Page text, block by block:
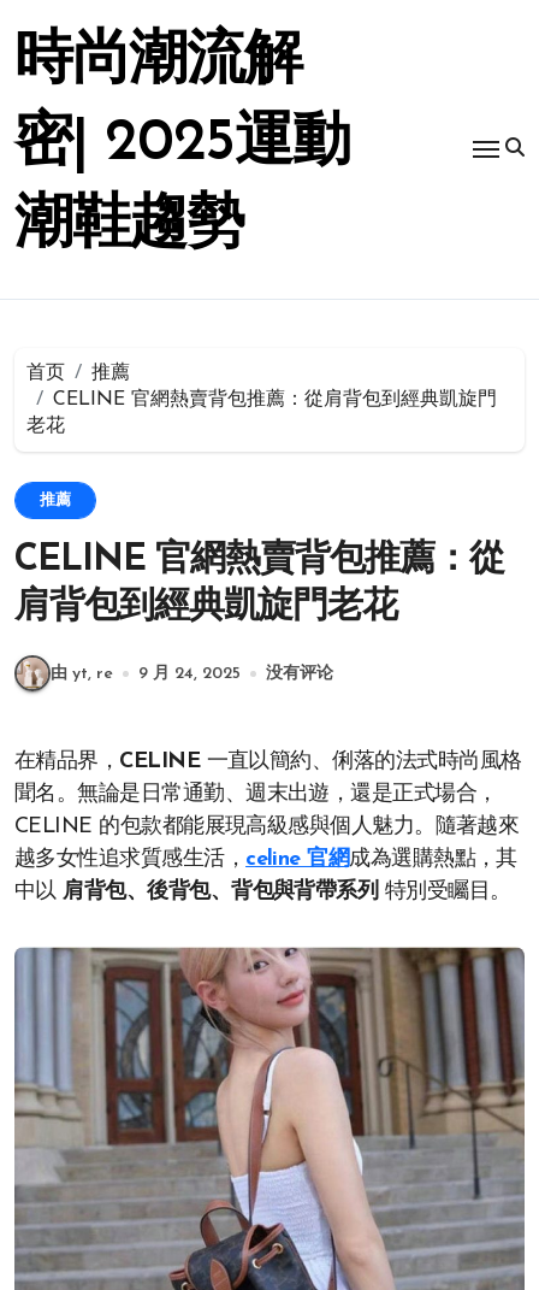
時尚潮流解
密| 2025運動
潮鞋趨勢
首页
推薦
CELINE 官網熱賣背包推薦：從肩背包到經典凱旋門
老花
推薦
CELINE 官網熱賣背包推薦：從
肩背包到經典凱旋門老花
由 yt, re 9 月 24, 2025 没有评论
在精品界， CELINE一直以簡約、俐落的法式時尚風格
聞名。無論是日常通勤、週末出遊，還是正式場合，
CELINE 的包款都能展現高級感與個人魅力。隨著越來
越多女性追求質感生活， celine 官網成為選購熱點，其
中以肩背包、後背包、背包與背帶系列 特別受矚目。